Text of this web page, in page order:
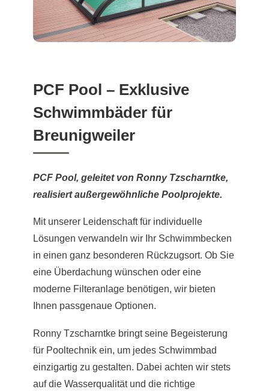
PCF Pool – Exklusive
Schwimmbäder für
Breunigweiler
PCF Pool, geleitet von Ronny Tzscharntke,
realisiert außergewöhnliche Poolprojekte.
Mit unserer Leidenschaft für individuelle
Lösungen verwandeln wir Ihr Schwimmbecken
in einen ganz besonderen Rückzugsort. Ob Sie
eine Überdachung wünschen oder eine
moderne Filteranlage benötigen, wir bieten
Ihnen passgenaue Optionen.
Ronny Tzscharntke bringt seine Begeisterung
für Pooltechnik ein, um jedes Schwimmbad
einzigartig zu gestalten. Dabei achten wir stets
auf die Wasserqualität und die richtige